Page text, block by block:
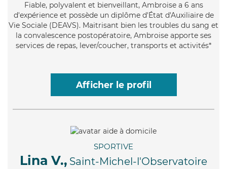
Fiable, polyvalent et bienveillant, Ambroise a 6 ans
d'expérience et possède un diplôme d'État d'Auxiliaire de
Vie Sociale (DEAVS). Maitrisant bien les troubles du sang et
la convalescence postopératoire, Ambroise apporte ses
services de repas, lever/coucher, transports et activités*
Afficher le profil
SPORTIVE
Lina V., Saint-Michel-l'Observatoire